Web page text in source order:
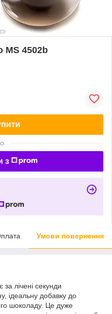
MS 4502b
з
Умови повернення
лічені секунди
ідеальну добавку до
шоколаду. Це дуже